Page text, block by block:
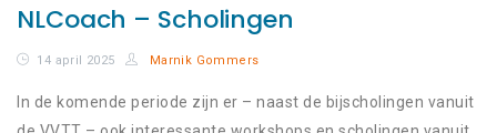
NLCoach – Scholingen
14 april 2025 Marnik Gommers
In de komende periode zijn er – naast de bijscholingen vanuit